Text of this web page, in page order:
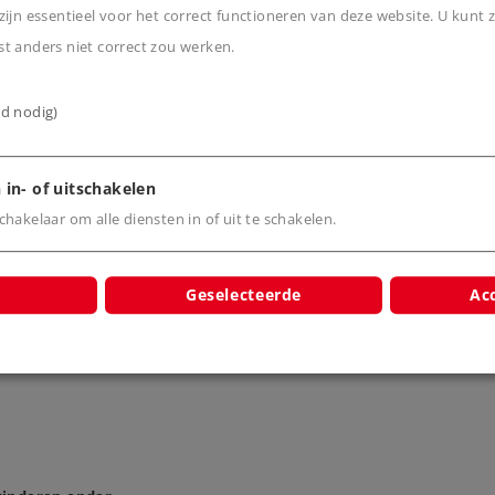
0,19
m (blauw)
Kabel 1-adrig, 0,19
mm², 10 m (bruin)
7102
Kabel 1-
mm², 10
essentieel voor het correct functioneren van deze website. U kunt
anders niet correct zou werken.
nodig)
in- of uitschakelen
om alle diensten in of uit te schakelen.
Geselecteerde